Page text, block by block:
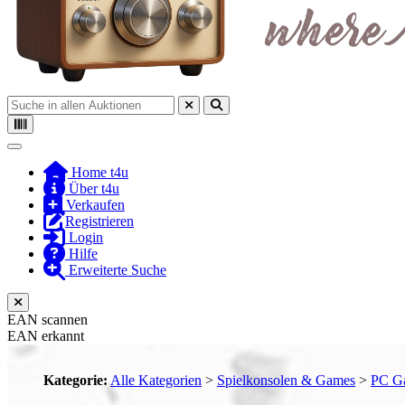
Toggle navigation
Home t4u
Über t4u
Verkaufen
Registrieren
Login
Hilfe
Erweiterte Suche
EAN scannen
EAN erkannt
Kategorie: Alle Kategorien > Spielkonsolen & Games > PC